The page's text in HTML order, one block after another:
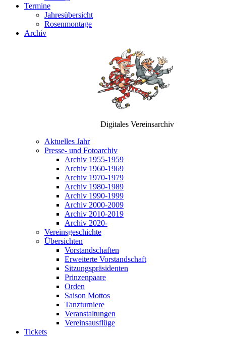
Termine
Jahresübersicht
Rosenmontage
Archiv
Digitales Vereinsarchiv
Aktuelles Jahr
Presse- und Fotoarchiv
Archiv 1955-1959
Archiv 1960-1969
Archiv 1970-1979
Archiv 1980-1989
Archiv 1990-1999
Archiv 2000-2009
Archiv 2010-2019
Archiv 2020-
Vereinsgeschichte
Übersichten
Vorstandschaften
Erweiterte Vorstandschaft
Sitzungspräsidenten
Prinzenpaare
Orden
Saison Mottos
Tanzturniere
Veranstaltungen
Vereinsausflüge
Tickets